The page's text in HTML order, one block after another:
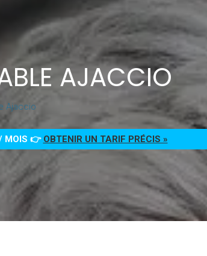
AJACCIO
Ajaccio
MOIS 👉 OBTENIR UN TARIF PRÉCIS »